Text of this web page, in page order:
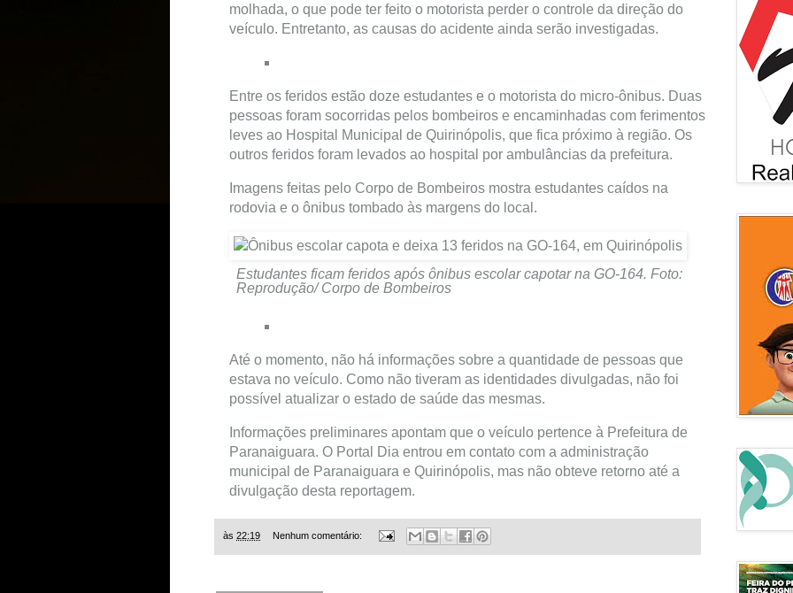
molhada, o que pode ter feito o motorista perder o controle da direção do
veículo. Entretanto, as causas do acidente ainda serão investigadas.
Entre os feridos estão doze estudantes e o motorista do micro-ônibus. Duas
pessoas foram socorridas pelos bombeiros e encaminhadas com ferimentos
leves ao Hospital Municipal de Quirinópolis, que fica próximo à região. Os
outros feridos foram levados ao hospital por ambulâncias da prefeitura.
Imagens feitas pelo Corpo de Bombeiros mostra estudantes caídos na
rodovia e o ônibus tombado às margens do local.
Estudantes ficam feridos após ônibus escolar capotar na GO-164. Foto:
Reprodução/ Corpo de Bombeiros
Até o momento, não há informações sobre a quantidade de pessoas que
estava no veículo. Como não tiveram as identidades divulgadas, não foi
possível atualizar o estado de saúde das mesmas.
Informações preliminares apontam que o veículo pertence à Prefeitura de
Paranaiguara. O Portal Dia entrou em contato com a administração
municipal de Paranaiguara e Quirinópolis, mas não obteve retorno até a
divulgação desta reportagem.
às 22:19 Nenhum comentário: